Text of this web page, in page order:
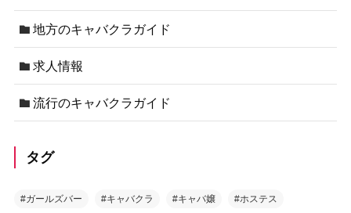
地方のキャバクラガイド
求人情報
流行のキャバクラガイド
タグ
#ガールズバー #キャバクラ #キャバ嬢 #ホステス